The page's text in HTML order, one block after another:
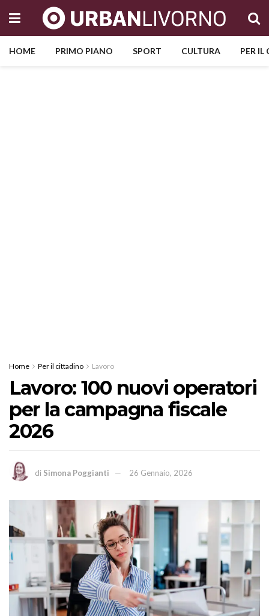
HOME PRIMO PIANO SPORT CULTURA PER
Home Per il cittadino Lavoro
Lavoro: 100 nuovi operatori
per la campagna fiscale
2026
di Simona Poggianti 26 Gennaio, 2026